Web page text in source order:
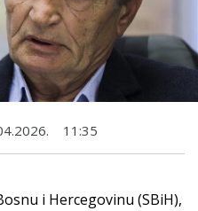
11:35
i Hercegovinu (SBiH),